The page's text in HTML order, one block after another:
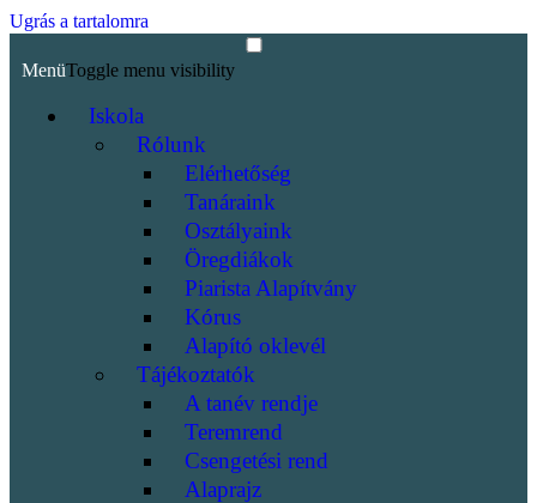
Ugrás a tartalomra
MenüToggle menu visibility
Iskola
Rólunk
Elérhetőség
Tanáraink
Osztályaink
Öregdiákok
Piarista Alapítvány
Kórus
Alapító oklevél
Tájékoztatók
A tanév rendje
Teremrend
Csengetési rend
Alaprajz